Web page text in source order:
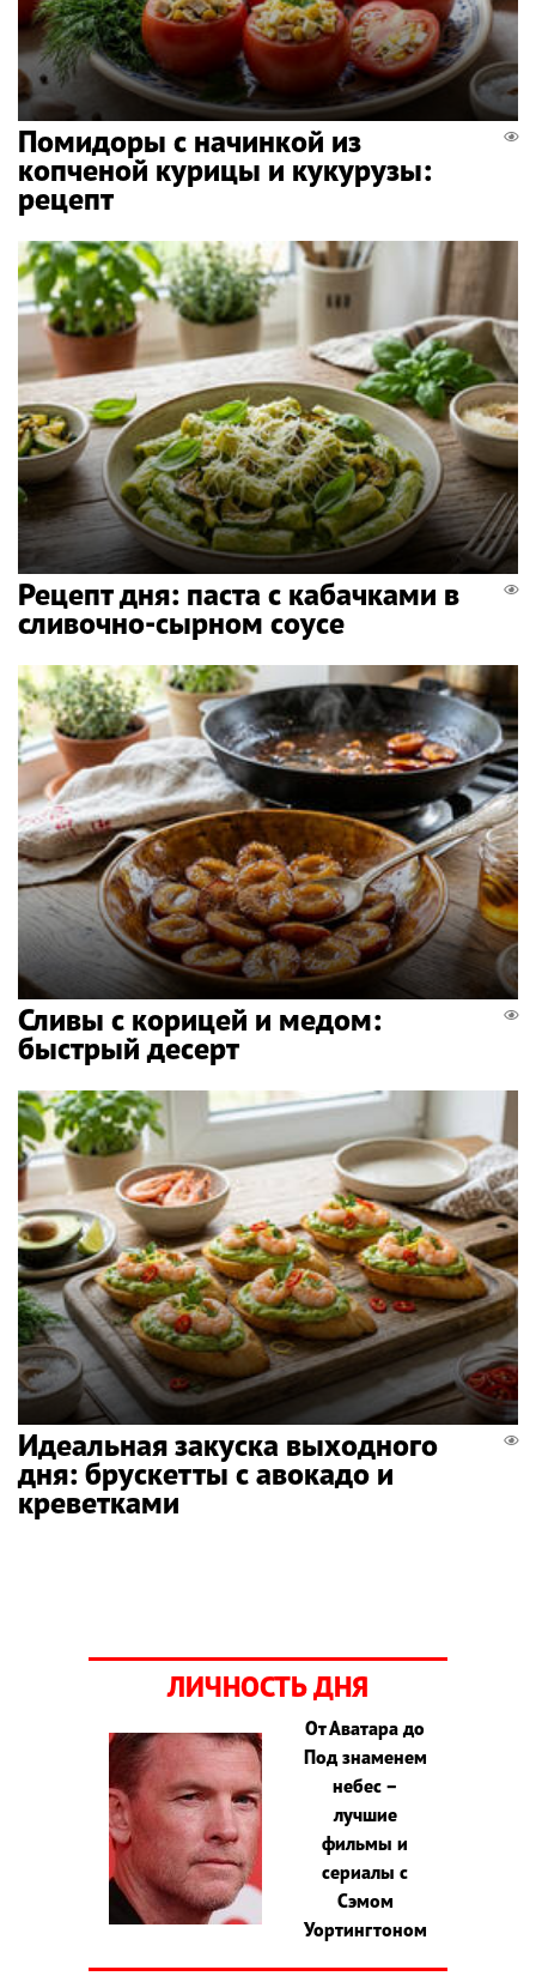
Помидоры с начинкой из
копченой курицы и кукурузы:
рецепт
Рецепт дня: паста с кабачками в
сливочно-сырном соусе
Сливы с корицей и медом:
быстрый десерт
Идеальная закуска выходного
дня: брускетты с авокадо и
креветками
ЛИЧНОСТЬ ДНЯ
От Аватара до
Под знаменем
небес –
лучшие
фильмы и
сериалы с
Сэмом
Уортингтоном